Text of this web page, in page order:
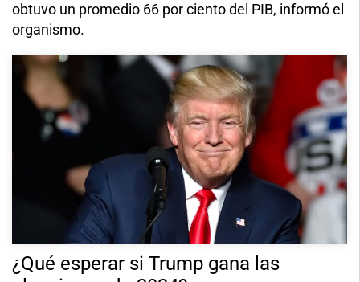
obtuvo un promedio 66 por ciento del PIB, informó el
organismo.
¿Qué esperar si Trump gana las